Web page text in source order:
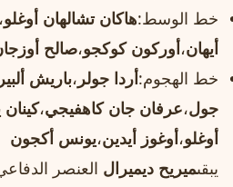
خط الوسط:هاكان تشالهان أوغلو،
أيهان،أوركون كوكجو،صالح
خط الهجوم:أردا جولر ،باريش
جول،عرفان جان كاهفيجي،كينان
أوغلو،أوغوز أيدين،يونس أكجون
يبقىميريح ديميرال العنصر